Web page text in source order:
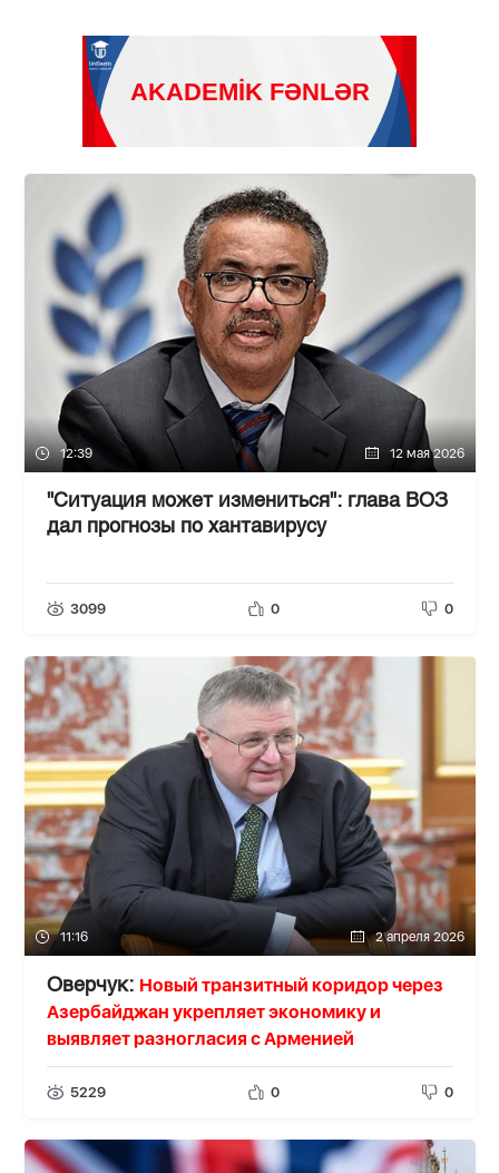
12:39 12 мая 2026
"Ситуация может измениться": глава ВОЗ
дал прогнозы по хантавирусу
3099 0 0
11:16 2 апреля 2026
Оверчук: Новый транзитный коридор через
Азербайджан укрепляет экономику и
выявляет разногласия с Арменией
5229 0 0